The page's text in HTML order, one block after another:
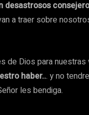
a traer sobre
de Dios para nuestras
haber... y no
les bendiga.